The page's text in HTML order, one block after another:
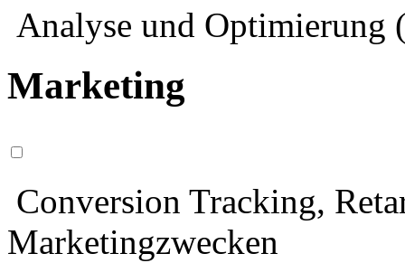
Analyse und Optimierung
Marketing
Conversion Tracking,
Marketingzwecken